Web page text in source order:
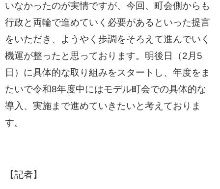
いなかったのが実情ですが、今回、町会側からも
行政と両輪で進めていく必要があるといった提言
をいただき、ようやく歩調をそろえて進んでいく
機運が整ったと思っております。明後日（2月5
日）に具体的な取り組みをスタートし、年度をま
たいで令和8年度中にはモデル町会での具体的な
導入、実施まで進めていきたいと考えておりま
す。
【記者】